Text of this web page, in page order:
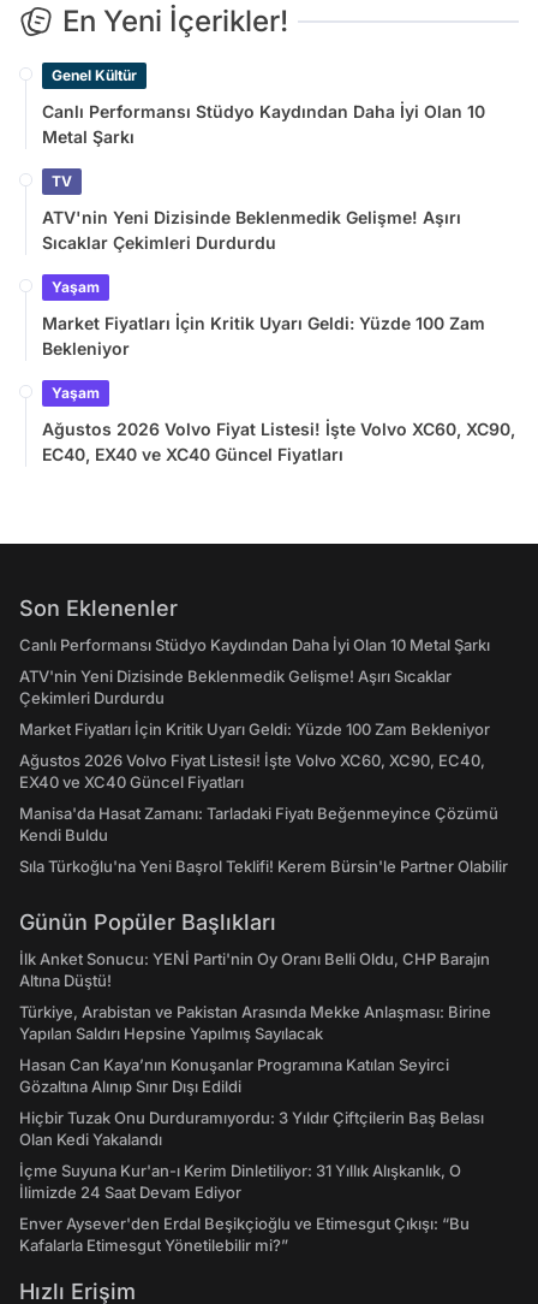
En Yeni İçerikler!
Genel Kültür
Canlı Performansı Stüdyo Kaydından Daha İyi Olan 10
Metal Şarkı
TV
ATV'nin Yeni Dizisinde Beklenmedik Gelişme! Aşırı
Sıcaklar Çekimleri Durdurdu
Yaşam
Market Fiyatları İçin Kritik Uyarı Geldi: Yüzde 100 Zam
Bekleniyor
Yaşam
Ağustos 2026 Volvo Fiyat Listesi! İşte Volvo XC60, XC90,
EC40, EX40 ve XC40 Güncel Fiyatları
Son Eklenenler
Canlı Performansı Stüdyo Kaydından Daha İyi Olan 10 Metal Şarkı
ATV'nin Yeni Dizisinde Beklenmedik Gelişme! Aşırı Sıcaklar
Çekimleri Durdurdu
Market Fiyatları İçin Kritik Uyarı Geldi: Yüzde 100 Zam Bekleniyor
Ağustos 2026 Volvo Fiyat Listesi! İşte Volvo XC60, XC90, EC40,
EX40 ve XC40 Güncel Fiyatları
Manisa'da Hasat Zamanı: Tarladaki Fiyatı Beğenmeyince Çözümü
Kendi Buldu
Sıla Türkoğlu'na Yeni Başrol Teklifi! Kerem Bürsin'le Partner Olabilir
Günün Popüler Başlıkları
İlk Anket Sonucu: YENİ Parti'nin Oy Oranı Belli Oldu, CHP Barajın
Altına Düştü!
Türkiye, Arabistan ve Pakistan Arasında Mekke Anlaşması: Birine
Yapılan Saldırı Hepsine Yapılmış Sayılacak
Hasan Can Kaya’nın Konuşanlar Programına Katılan Seyirci
Gözaltına Alınıp Sınır Dışı Edildi
Hiçbir Tuzak Onu Durduramıyordu: 3 Yıldır Çiftçilerin Baş Belası
Olan Kedi Yakalandı
İçme Suyuna Kur'an-ı Kerim Dinletiliyor: 31 Yıllık Alışkanlık, O
İlimizde 24 Saat Devam Ediyor
Enver Aysever'den Erdal Beşikçioğlu ve Etimesgut Çıkışı: “Bu
Kafalarla Etimesgut Yönetilebilir mi?”
Hızlı Erişim